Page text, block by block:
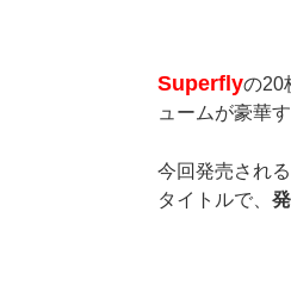
Superflyの20
ュームが豪華
今回発売され
タイトルで、